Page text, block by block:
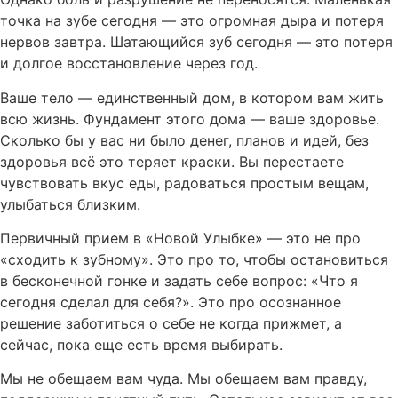
точка на зубе сегодня — это огромная дыра и потеря
нервов завтра. Шатающийся зуб сегодня — это потеря
и долгое восстановление через год.
Ваше тело — единственный дом, в котором вам жить
всю жизнь. Фундамент этого дома — ваше здоровье.
Сколько бы у вас ни было денег, планов и идей, без
здоровья всё это теряет краски. Вы перестаете
чувствовать вкус еды, радоваться простым вещам,
улыбаться близким.
Первичный прием в «Новой Улыбке» — это не про
«сходить к зубному». Это про то, чтобы остановиться
в бесконечной гонке и задать себе вопрос: «Что я
сегодня сделал для себя?». Это про осознанное
решение заботиться о себе не когда прижмет, а
сейчас, пока еще есть время выбирать.
Мы не обещаем вам чуда. Мы обещаем вам правду,